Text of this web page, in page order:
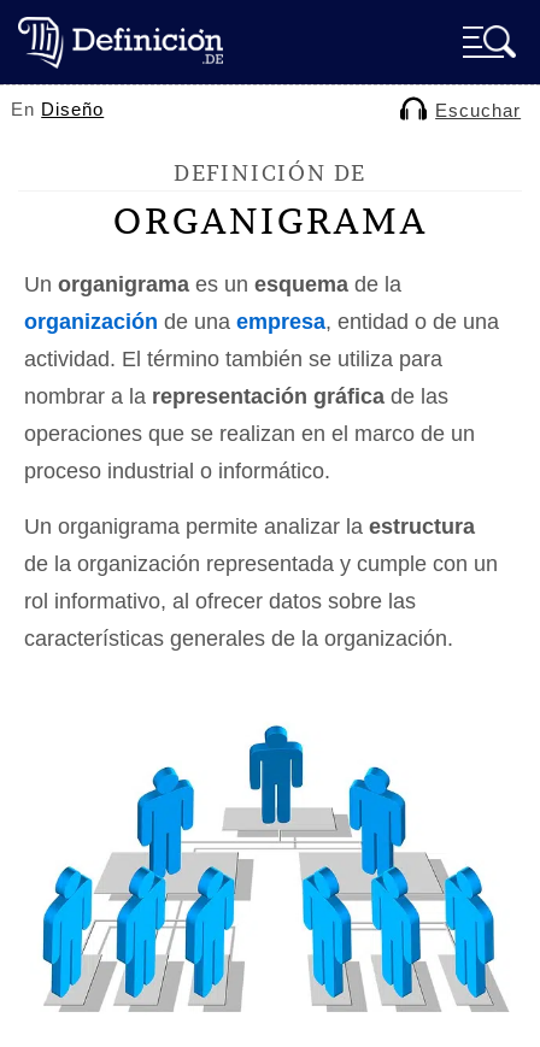
En Diseño Escuchar
DEFINICIÓN DE
ORGANIGRAMA
Un organigrama es un esquema de la
organización de una empresa, entidad o de una
actividad. El término también se utiliza para
nombrar a la representación gráfica de las
operaciones que se realizan en el marco de un
proceso industrial o informático.
Un organigrama permite analizar la estructura
de la organización representada y cumple con un
rol informativo, al ofrecer datos sobre las
características generales de la organización.